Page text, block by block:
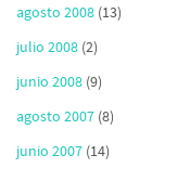
agosto 2008 (13)
julio 2008 (2)
junio 2008 (9)
agosto 2007 (8)
junio 2007 (14)